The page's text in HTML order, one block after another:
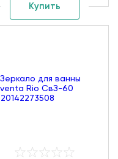
Купить